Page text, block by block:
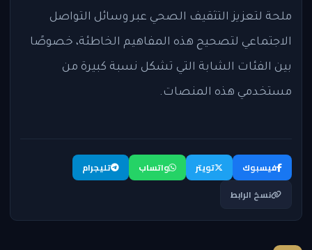
ملحة لتعزيز التثقيف الصحي عبر وسائل التواصل
الاجتماعي لتصحيح هذه المفاهيم الخاطئة، خصوصًا
بين الفئات الشابة التي تشكل نسبة كبيرة من
مستخدمي هذه المنصات.
فيسبوك تويتر واتساب
تليجرام
نسخ الرابط